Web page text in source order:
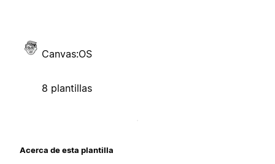
Canvas:OS
8 plantillas
Acerca de esta plantilla